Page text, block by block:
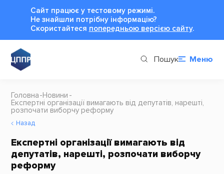
Сайт працює у тестовому режимі.
Не знайшли потрібну інформацію?
Cкористайтеся попередньою версією сайту.
Пошук Меню
Головна Новини
Експертні організації вимагають від депутатів, нарешті,
розпочати виборчу реформу
Назад
Експертні організації вимагають від
депутатів, нарешті, розпочати виборчу
реформу